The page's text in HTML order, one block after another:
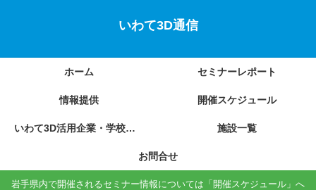
いわて3D通信
ホーム セミナーレポート
情報提供 開催スケジュール
いわて3D活用企業・学校の紹介 施設一覧
お問合せ
岩手県内で開催されるセミナー情報については「開催スケジュール」へ